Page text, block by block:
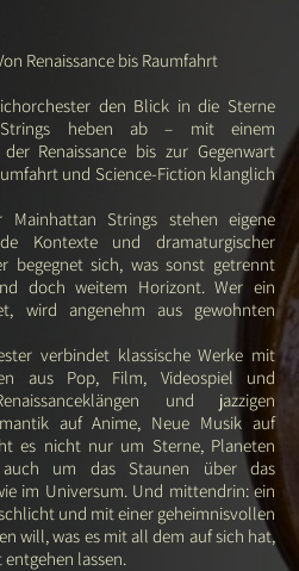
Renaissance bis Raumfahrt
den Blick in die Sterne
heben ab – mit einem
Renaissance bis zur Gegenwart
und Science-Fiction klanglich
Strings stehen eigene
Kontexte und dramaturgischer
begegnet sich, was sonst getrennt
doch weitem Horizont. Wer ein
wird angenehm aus gewohnten
verbindet klassische Werke mit
aus Pop, Film, Videospiel und
und jazzigen
auf Anime, Neue Musik auf
es nicht nur um Sterne, Planeten
um das Staunen über das
im Universum. Und mittendrin: ein
und mit einer geheimnisvollen
will, was es mit all dem auf sich hat,
lassen.